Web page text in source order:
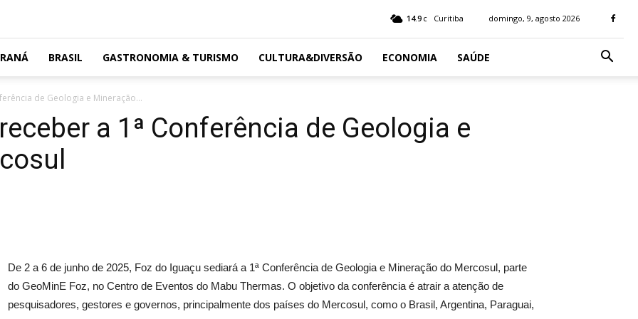
14.9 C Curitiba domingo, 9, agosto 2026
BRASIL GASTRONOMIA & TURISMO CULTURA&DIVERSÃO ECONOMIA SAÚDE
de Geologia e Mineração...
a 1ª Conferência de Geologia e
De 2 a 6 de junho de 2025, Foz do Iguaçu sediará a 1ª Conferência de Geologia e Mineração do Mercosul, parte
do GeoMinE Foz, no Centro de Eventos do Mabu Thermas. O objetivo da conferência é atrair a atenção de
pesquisadores, gestores e governos, principalmente dos países do Mercosul, como o Brasil, Argentina, Paraguai,